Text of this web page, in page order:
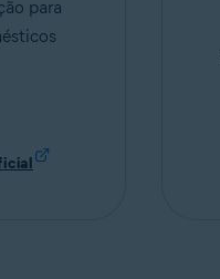
para